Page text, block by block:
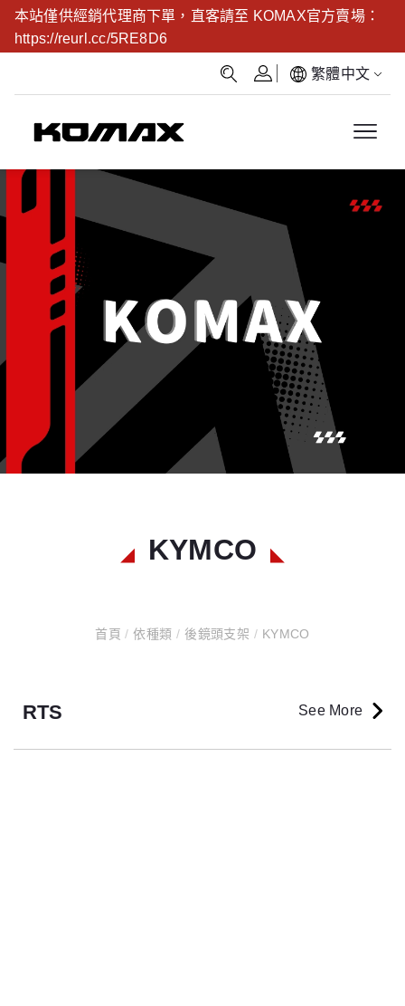
本站僅供經銷代理商下單，直客請至 KOMAX官方賣場：
https://reurl.cc/5RE8D6
繁體中文
KYMCO
首頁/ 依種類/ 後鏡頭支架 / KYMCO
RTS See More